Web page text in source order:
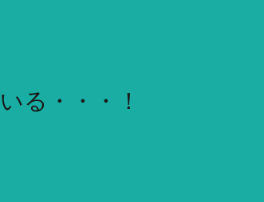
る・・・！